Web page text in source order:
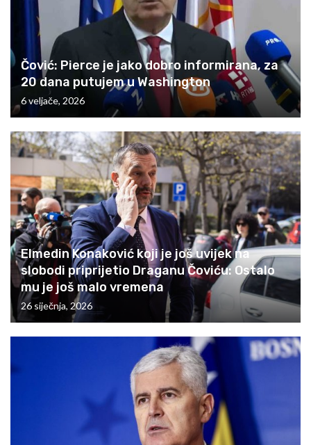
Čović: Pierce je jako dobro informirana, za
20 dana putujem u Washington
6 veljače, 2026
Elmedin Konaković koji je još uvijek na
slobodi priprijetio Draganu Čoviću: Ostalo
mu je još malo vremena
26 siječnja, 2026